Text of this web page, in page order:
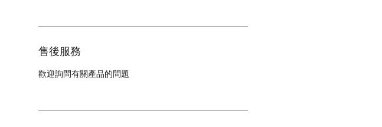
售後服務
歡迎詢問有關產品的問題